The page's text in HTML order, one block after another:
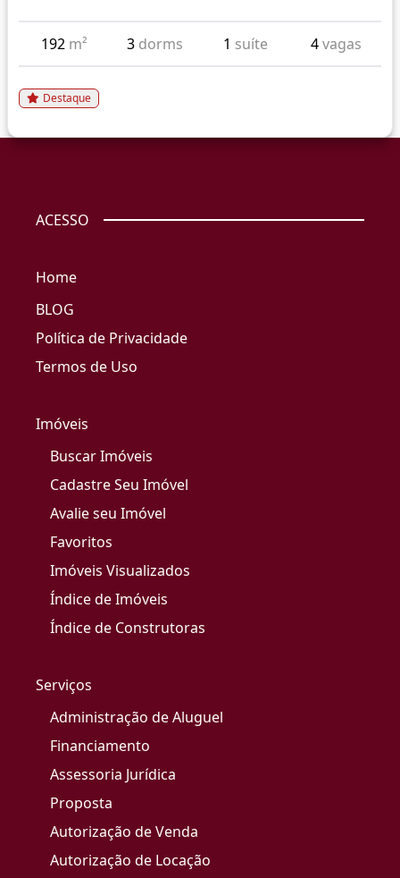
192 m² 3 dorms 1 suíte 4vagas
Destaque
ACESSO
Home
BLOG
Política de Privacidade
Termos de Uso
Imóveis
Buscar Imóveis
Cadastre Seu Imóvel
Avalie seu Imóvel
Favoritos
Imóveis Visualizados
Índice de Imóveis
Índice de Construtoras
Serviços
Administração de Aluguel
Financiamento
Assessoria Jurídica
Proposta
Autorização de Venda
Autorização de Locação